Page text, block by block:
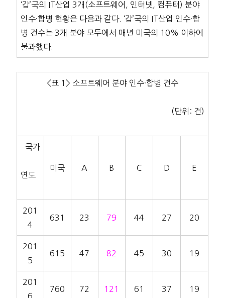
‘갑’국의 IT산업 3개(소프트웨어, 인터넷, 컴퓨터) 분야
인수·합병 현황은 다음과 같다. ‘갑’국의 IT산업 인수·합
병 건수는 3개 분야 모두에서 매년 미국의 10% 이하에
불과했다.
<표 1> 소프트웨어 분야 인수·합병 건수
(단위: 건)
국가
연도
미국 A B C D E
201
4
631 23 79 44 27 20
201
5
615 47 82 45 30 19
201
6
760 72 121 61 37 19